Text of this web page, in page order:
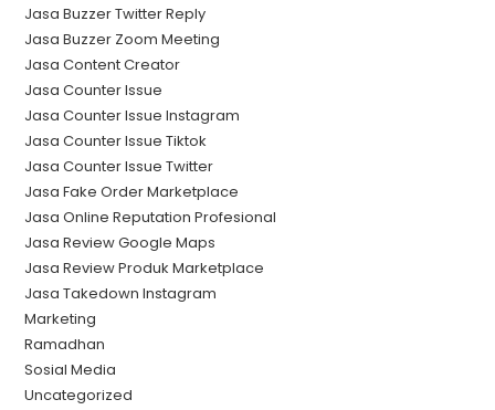
Jasa Buzzer Twitter Reply
Jasa Buzzer Zoom Meeting
Jasa Content Creator
Jasa Counter Issue
Jasa Counter Issue Instagram
Jasa Counter Issue Tiktok
Jasa Counter Issue Twitter
Jasa Fake Order Marketplace
Jasa Online Reputation Profesional
Jasa Review Google Maps
Jasa Review Produk Marketplace
Jasa Takedown Instagram
Marketing
Ramadhan
Sosial Media
Uncategorized